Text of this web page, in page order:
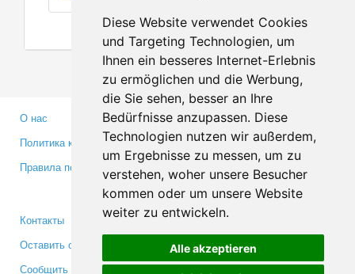
Diese Website verwendet Cookies
und Targeting Technologien, um
Ihnen ein besseres Internet-Erlebnis
zu ermöglichen und die Werbung,
die Sie sehen, besser an Ihre
Bedürfnisse anzupassen. Diese
Technologien nutzen wir außerdem,
um Ergebnisse zu messen, um zu
verstehen, woher unsere Besucher
kommen oder um unsere Website
weiter zu entwickeln.
Alle akzeptieren
О нас
Политика конфиденциальности
Правила пользования
Партнерам
Инвесторам
Медиа
Контакты
Оставить отзыв
Сообщить об ошибке
Facebook
Twitter
YouTube